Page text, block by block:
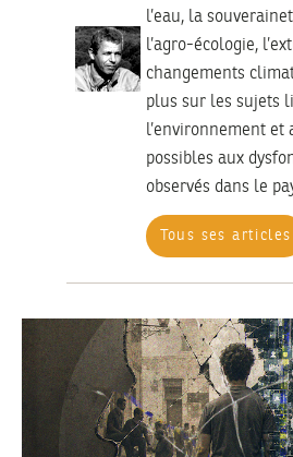
l’eau, la
l’agro-écologie,
changements
plus sur les sujets
l’environnement et
possibles aux
observés dans le
Tous ses articles